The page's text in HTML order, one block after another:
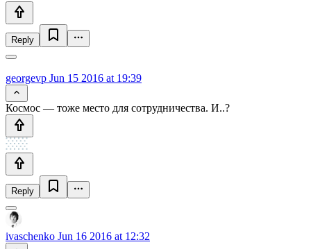
Reply
georgevp Jun 15 2016 at 19:39
Космос — тоже место для сотрудничества. И..?
Reply
ivaschenko Jun 16 2016 at 12:32